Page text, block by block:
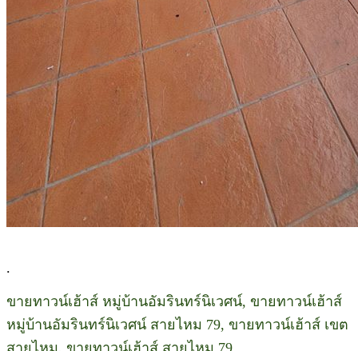
.
ขายทาวน์เฮ้าส์ หมู่บ้านอัมรินทร์นิเวศน์, ขายทาวน์เฮ้าส์
หมู่บ้านอัมรินทร์นิเวศน์ สายไหม 79, ขายทาวน์เฮ้าส์ เขต
สายไหม, ขายทาวน์เฮ้าส์ สายไหม 79